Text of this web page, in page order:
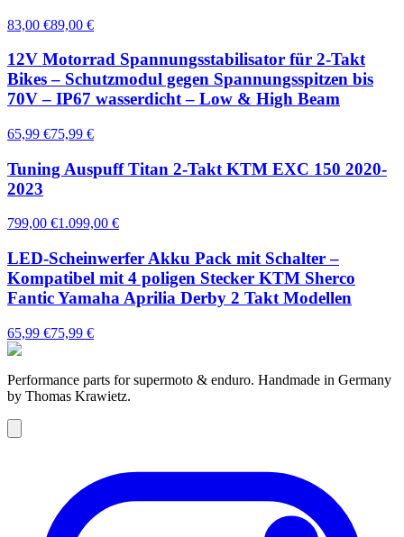
83,00 €89,00 €
12V Motorrad Spannungsstabilisator für 2-Takt
Bikes – Schutzmodul gegen Spannungsspitzen bis
70V – IP67 wasserdicht – Low & High Beam
65,99 €75,99 €
Tuning Auspuff Titan 2-Takt KTM EXC 150 2020-
2023
799,00 €1.099,00 €
LED-Scheinwerfer Akku Pack mit Schalter –
Kompatibel mit 4 poligen Stecker KTM Sherco
Fantic Yamaha Aprilia Derby 2 Takt Modellen
65,99 €75,99 €
Performance parts for supermoto & enduro. Handmade in Germany
by Thomas Krawietz.